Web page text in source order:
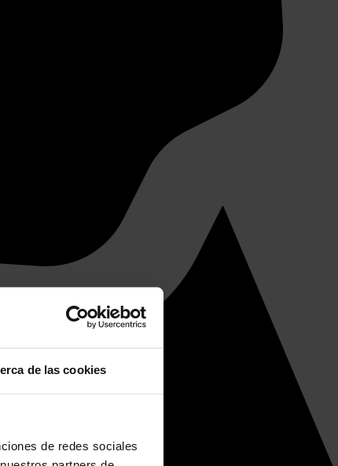
de las cookies
de redes sociales